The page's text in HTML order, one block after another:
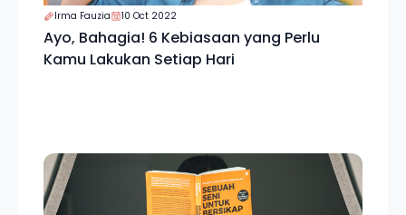
Irma Fauzia 10 Oct 2022
Ayo, Bahagia! 6 Kebiasaan yang Perlu
Kamu Lakukan Setiap Hari